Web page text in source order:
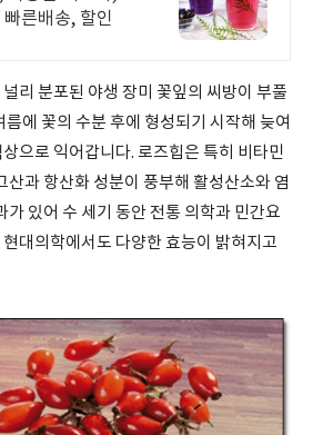
른배송, 할인
리 분포된 야생 장미 꽃잎의 씨방이 부풀
에 꽃의 수분 후에 형성되기 시작해 늦여
으로 익어갑니다. 로즈힙은 특히 비타민
산과 항산화 성분이 풍부해 활성산소와 염
있어 수 세기 동안 전통 의학과 민간요
대의학에서도 다양한 효능이 밝혀지고